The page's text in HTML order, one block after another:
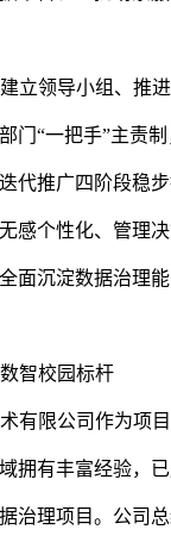
立领导小组、推
门“一把手”主责
代推广四阶段稳
感个性化、管理
面沉淀数据治理
智校园标杆
有限公司作为项
拥有丰富经验，
治理项目。公司总